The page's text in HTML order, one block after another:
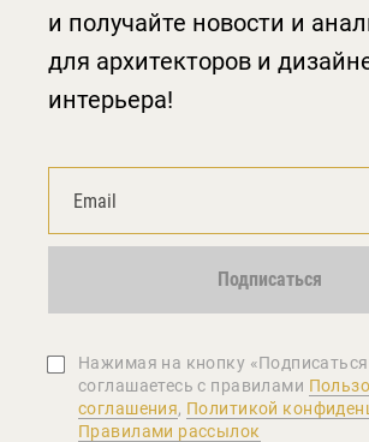
и получайте новости и
для архитекторов и
интерьера!
Подписаться
Нажимая на кнопку
соглашаетеcь с правилами
соглашения, Политикой
Правилами рассылок